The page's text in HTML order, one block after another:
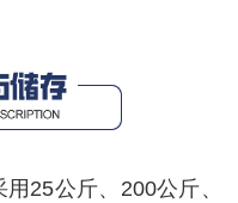
25公斤、200公斤、